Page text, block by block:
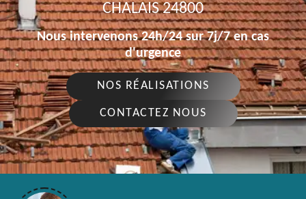
CHALAIS 24800
Nous intervenons 24h/24 sur 7j/7 en cas
d'urgence
NOS RÉALISATIONS
CONTACTEZ NOUS